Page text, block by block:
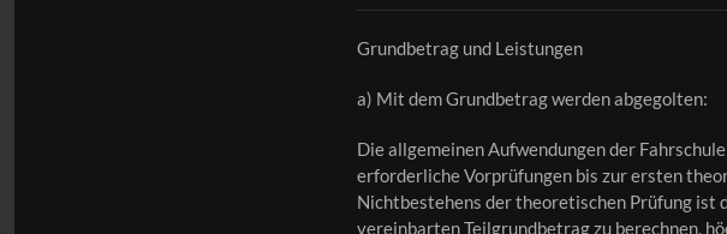
Grundbetrag und Leistungen
a) Mit dem Grundbetrag werden abgegolten:
Die allgemeinen Aufwendungen der
erforderliche Vorprüfungen bis zur ersten
Nichtbestehens der theoretischen Prüfung ist
vereinbarten Teilgrundbetrag zu berechnen,